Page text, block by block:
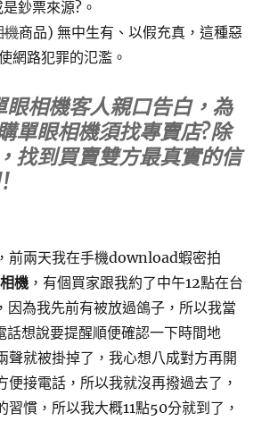
鈔票來源?。
機商品) 無中生有、以假充真，這種惡
網路犯罪的氾濫。
眼相機客人親口告白，為
單眼相機須找專賣店?除
找到買賣雙方最真實的信
前兩天我在手機download蝦密拍
機 ，有個買家跟我約了中午12點在台
因為我先前有被放過鴿子，所以我當
話想說要提醒順便確認一下時間地
聲就被掛掉了，我心想八成對方再開
便接電話，所以我就沒再撥過去了，
習慣，所以我大概11點50分就到了，